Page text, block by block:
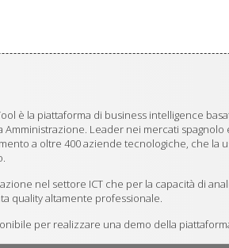
è la piattaforma di business intelligence
Amministrazione. Leader nei mercati
a oltre 400 aziende tecnologiche, che la
nel settore ICT che per la capacità di
quality altamente professionale.
per realizzare una demo della